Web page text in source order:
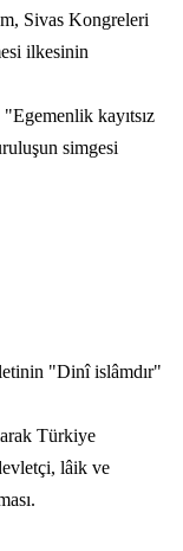
Sivas Kongreleri
ilkesinin
kayıtsız
simgesi
"Dinî islâmdır"
Türkiye
lâik ve